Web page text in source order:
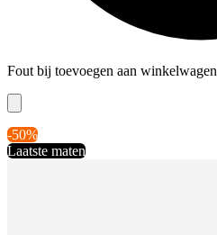
Fout bij toevoegen aan winkelwagen
-50%
Laatste maten